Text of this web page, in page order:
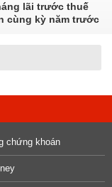
lãi trước thuế
cùng kỳ năm trước
chứng khoán